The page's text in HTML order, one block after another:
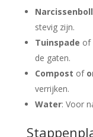
stevig zijn.
Tuinspade of
de gaten.
Compost of
verrijken.
Water: Voor